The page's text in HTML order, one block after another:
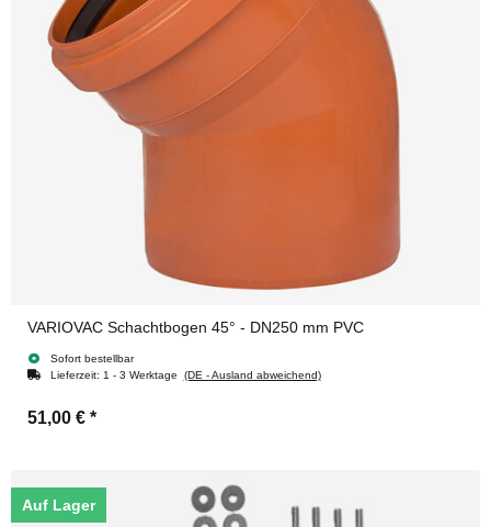
VARIOVAC Schachtbogen 45° - DN250 mm PVC
Sofort bestellbar
Lieferzeit: 1 - 3 Werktage (DE - Ausland abweichend)
51,00 € *
Auf Lager